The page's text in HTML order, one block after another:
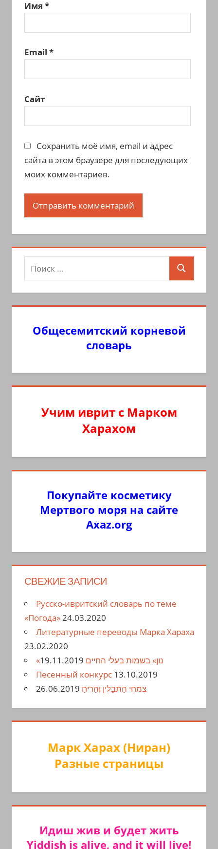
Имя *
Email *
Сайт
Сохранить моё имя, email и адрес
сайта в этом браузере для последующих
моих комментариев.
Поиск
для:
Поиск
Общесемитский корневой
словарь
Учим иврит с Марком
Харахом
Покупайте косметику
Мертвого моря на сайте
Axaz.org
СВЕЖИЕ ЗАПИСИ
Русско-ивритский словарь по теме
«Погода»24.03.2020
Литературные переводы Марка Хараха
23.02.2020
«נון» בשמות בעלי החיים 19.11.2019
Песенный конкурс 13.10.2019
צִמחֵי הַתבָלִין וְהַרִיחַ 26.06.2019
Марк Харах (Ниран)
Разные страницы
Идиш жив и будет жить
Yiddish is alive, and it will live!